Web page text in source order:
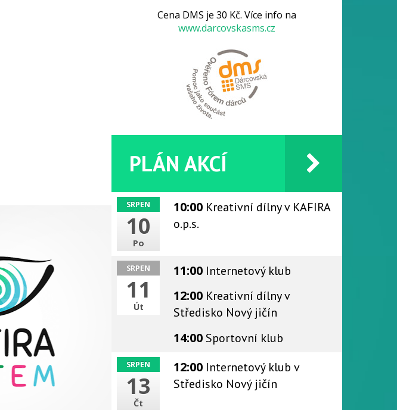
Cena DMS je 30 Kč. Více info na
www.darcovskasms.cz
PLÁN AKCÍ
SRPEN
10
Po
10:00 Kreativní dílnyv KAFIRA
o.p.s.
SRPEN
11
Út
11:00 Internetový klub
12:00 Kreativní dílnyv
Středisko Nový jičín
14:00Sportovní klub
SRPEN
13
Čt
12:00 Internetový klubv
Středisko Nový jičín